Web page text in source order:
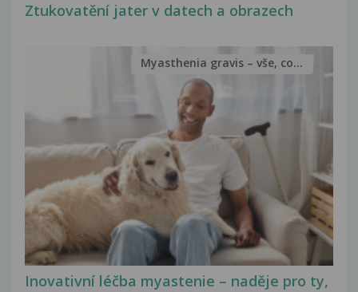
Ztukovatění jater v datech a obrazech
Inovativní léčba myastenie – naděje pro ty,
Myasthenia gravis – vše, co...